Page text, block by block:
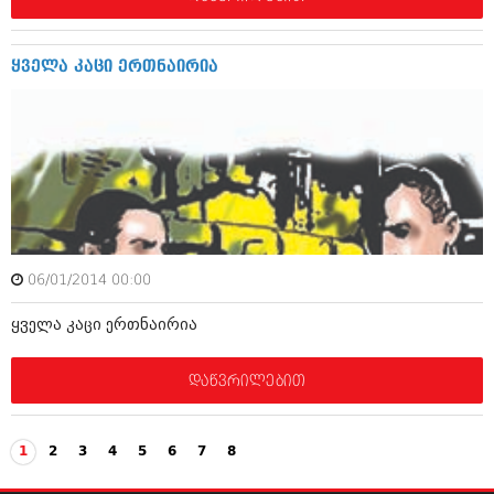
მაისი 2010 (232)
მარტი 2010 (454)
ნოემბერი 2009 (308)
ოქტომბერი 2009 (382)
სექტემბერი 2009 (541)
აგვისტო 2009 (14)
ივლისი 2009 (118)
თებერვალი 0216 (1)
ოქტომბერი 0215 (1)
აგვისტო 0212 (1)
ივნისი 0212 (2)
ნოემბერი 0201 (1)
ყველა კაცი ერთნაირია
06/01/2014 00:00
ყველა კაცი ერთნაირია
დაწვრილებით
1 2 3 4 5 6 7 8